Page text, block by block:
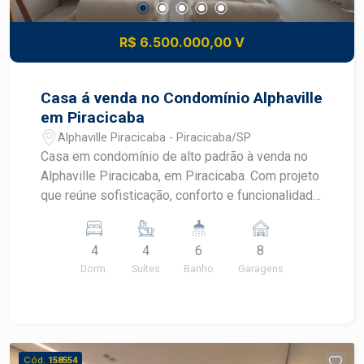
informações e agende sua visita.
R$ 6.500.000,00 V
Casa á venda no Condomínio Alphaville
em Piracicaba
Alphaville Piracicaba - Piracicaba/SP
Casa em condomínio de alto padrão à venda no
Alphaville Piracicaba, em Piracicaba. Com projeto
que reúne sofisticação, conforto e funcionalidade,
de lazer completa e paisagismo exclusivo com
lago de carpas, proporcionando uma experiência
diferenciada de morar no Alphaville Piracicaba.
sala de TV - Cozinha planejada com armários e
4
Dorm.
4
Suítes
6
Banho
8
Garagens
Cód. 158554